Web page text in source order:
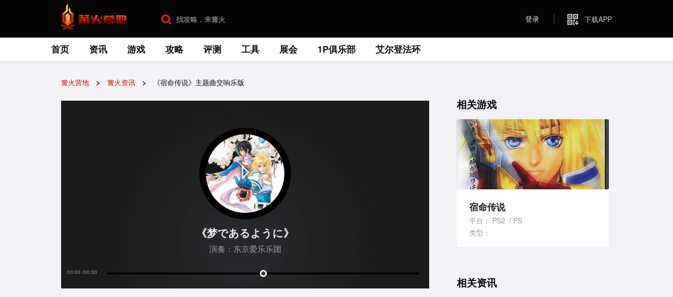
登录 下载APP
首页 资讯 游戏 攻略 评测 工具 展会 1P俱乐部 艾尔登法环
篝火营地 篝火资讯 《宿命传说》主题曲交响乐版
《梦であるように》
演奏：东京爱乐乐团
00:00 00:00
相关资讯
相关游戏
宿命传说
平台： PS2
PS
类型：